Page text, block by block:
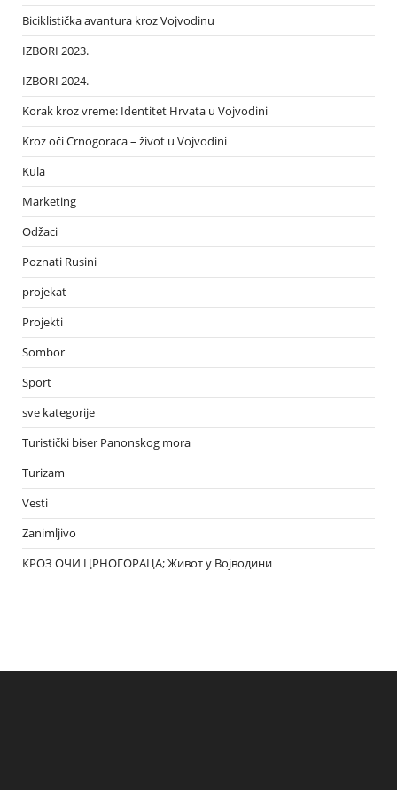
Biciklistička avantura kroz Vojvodinu
IZBORI 2023.
IZBORI 2024.
Korak kroz vreme: Identitet Hrvata u Vojvodini
Kroz oči Crnogoraca – život u Vojvodini
Kula
Marketing
Odžaci
Poznati Rusini
projekat
Projekti
Sombor
Sport
sve kategorije
Turistički biser Panonskog mora
Turizam
Vesti
Zanimljivo
КРОЗ ОЧИ ЦРНОГОРАЦА; Живот у Војводини